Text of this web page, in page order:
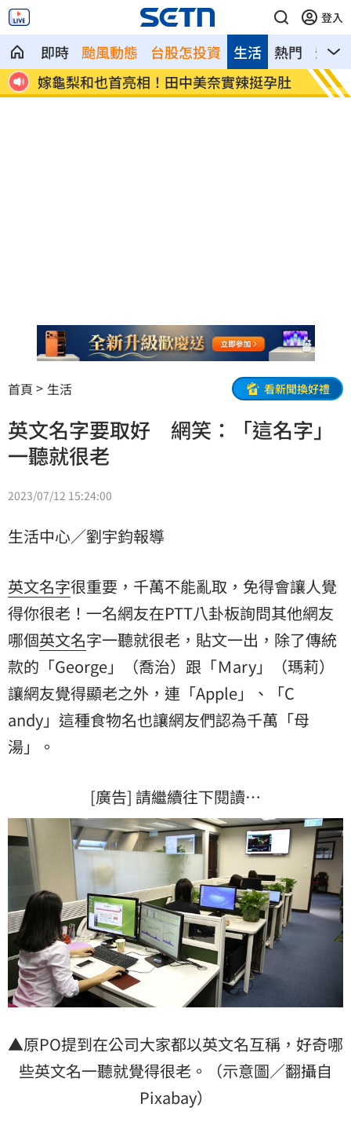
登入
即時 颱風動態 台股怎投資 熱門 影音
生活
臣
嫁龜梨和也首亮相！田中美奈實辣挺孕肚
「創
刑
首頁 生活 看新聞換好禮
英文名字要取好 網笑：「這名字」
一聽就很老
2023/07/12 15:24:00
生活中心／劉宇鈞報導
英文名字很重要，千萬不能亂取，免得會讓人覺
得你很老！一名網友在PTT八卦板詢問其他網友
哪個英文名字一聽就很老，貼文一出，除了傳統
款的「George」（喬治）跟「Ｍary」（瑪莉）
讓網友覺得顯老之外，連「Apple」、「C
andy」這種食物名也讓網友們認為千萬「母
湯」。
[廣告] 請繼續往下閱讀…
▲原PO提到在公司大家都以英文名互稱，好奇哪
些英文名一聽就覺得很老。（示意圖／翻攝自
Pixabay）